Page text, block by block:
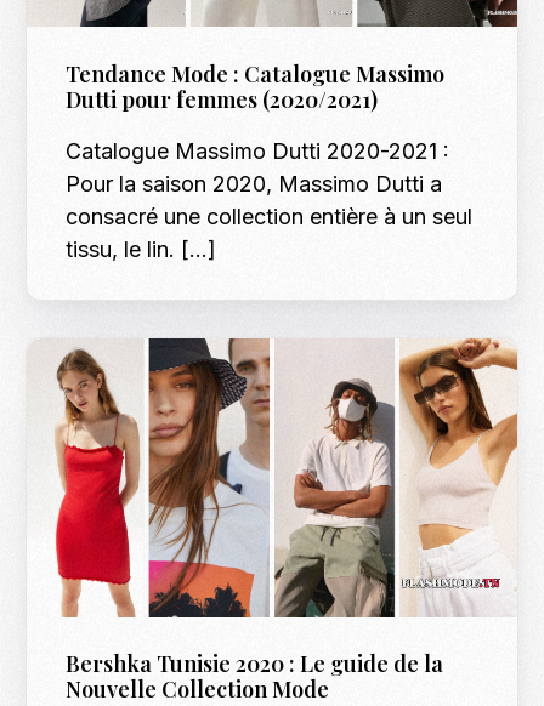
Tendance Mode : Catalogue Massimo
Dutti pour femmes (2020/2021)
Catalogue Massimo Dutti 2020-2021 :
Pour la saison 2020, Massimo Dutti a
consacré une collection entière à un seul
tissu, le lin. […]
Bershka Tunisie 2020 : Le guide de la
Nouvelle Collection Mode